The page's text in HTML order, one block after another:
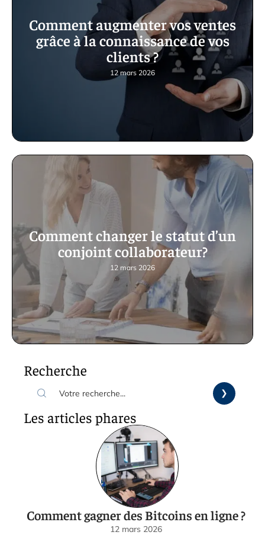
Comment augmenter vos ventes
grâce à la connaissance de vos
clients ?
12 mars 2026
Comment changer le statut d’un
conjoint collaborateur?
12 mars 2026
Recherche
Les articles phares
Comment gagner des Bitcoins en ligne ?
12 mars 2026